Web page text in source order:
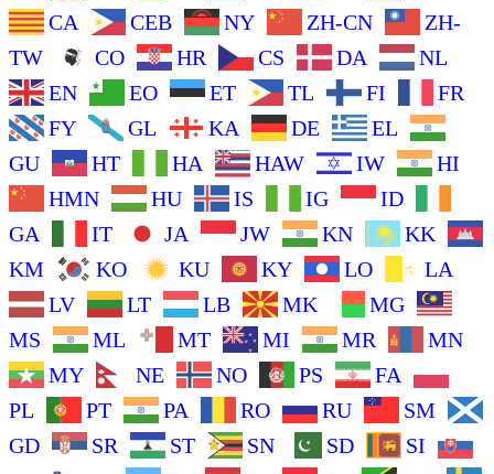
CA
CEB NY ZH-CN
ZH-
TW
CO HR CS DA
NL
EN
EO ET TL FI
FR
FY
GL KA DE
EL
GU
HT HA HAW IW
HI
HMN
HU IS IG
ID
GA
IT JA JW KN
KK
KM
KO KU KY LO
LA
LV
LT LB MK
MG
MS
ML MT MI MR
MN
MY
NE NO PS
FA
PL
PT PA RO RU
SM
GD
SR ST SN SD
SI